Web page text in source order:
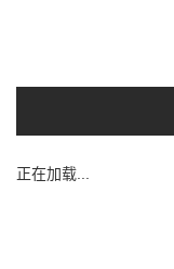
正在加载...